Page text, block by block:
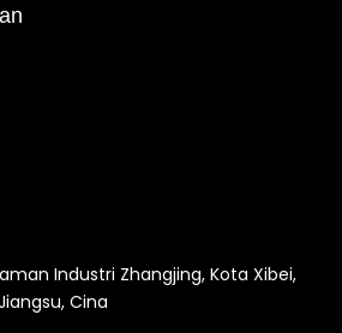
Industri Zhangjing, Kota Xibei,
Cina